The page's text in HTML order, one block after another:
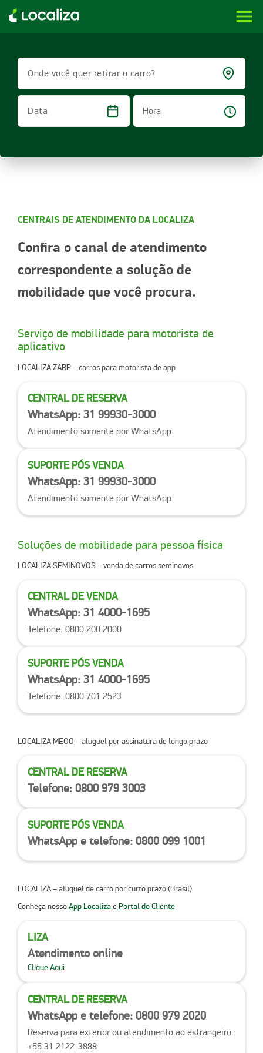
LOCALIZA ALUGUEL DE CARROS | LOCALIZA menu
Onde você quer retirar o carro?
Data
Hora
CENTRAIS DE ATENDIMENTO DA LOCALIZA​
Confira o canal de atendimento
correspondente a solução de
mobilidade que você procura.
Serviço de mobilidade para motorista de
aplicativo
LOCALIZA ZARP– carros para motorista de app
CENTRAL DE RESERVA
WhatsApp: 31 99930-3000
Atendimento somente por WhatsApp
SUPORTE PÓS VENDA
WhatsApp: 31 99930-3000
Atendimento somente por WhatsApp
Soluções de mobilidade para pessoa física
LOCALIZA SEMINOVOS– venda de carros seminovos
CENTRAL DE VENDA
WhatsApp: 31 4000-1695
Telefone: 0800 200 2000
SUPORTE PÓS VENDA
WhatsApp: 31 4000-1695
Telefone: 0800 701 2523
LOCALIZA MEOO – aluguel por assinatura de longo prazo
CENTRAL DE RESERVA
Telefone: 0800 979 3003
SUPORTE PÓS VENDA
WhatsApp e telefone: 0800 099 1001
LOCALIZA– aluguel de carro por curto prazo (Brasil)
Conheça nossoApp LocalizaePortal do Cliente
LIZA
Atendimento online
Clique Aqui
CENTRAL DE RESERVA
WhatsApp e telefone: 0800 979 2020
Reserva para exterior ou atendimento ao estrangeiro:
+55 31 2122-3888